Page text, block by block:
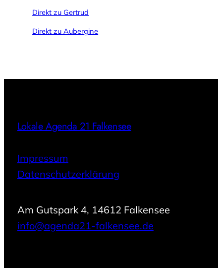
Direkt zu Gertrud
Direkt zu Aubergine
Lokale Agenda 21 Falkensee
Impressum
Datenschutzerklärung
Am Gutspark 4, 14612 Falkensee
info@agenda21-falkensee.de